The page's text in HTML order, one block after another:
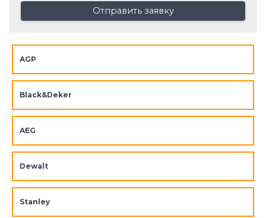
AGP
Black&Deker
AEG
Dewalt
Stanley
Отправить заявку